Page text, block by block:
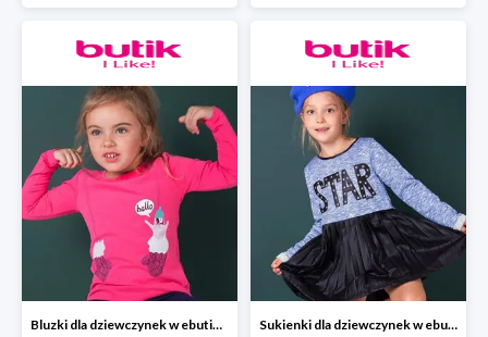
Bluzki dla dziewczynek w ebutik.pl od 19,99zł. Sukienki dla dziewczynek w ebutik.pl od 29,99zł